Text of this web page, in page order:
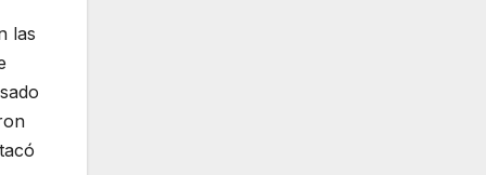
las